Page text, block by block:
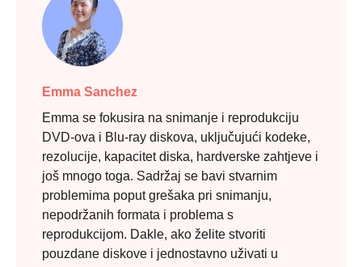
Emma Sanchez
Emma se fokusira na snimanje i reprodukciju
DVD-ova i Blu-ray diskova, uključujući kodeke,
rezolucije, kapacitet diska, hardverske zahtjeve i
još mnogo toga. Sadržaj se bavi stvarnim
problemima poput grešaka pri snimanju,
nepodržanih formata i problema s
reprodukcijom. Dakle, ako želite stvoriti
pouzdane diskove i jednostavno uživati u